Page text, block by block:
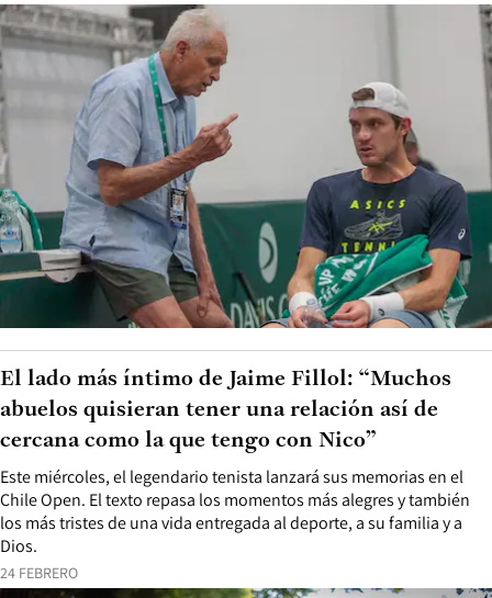
24 FEBRERO
Este miércoles, el legendario tenista lanzará sus memorias en el
Chile Open. El texto repasa los momentos más alegres y también
los más tristes de una vida entregada al deporte, a su familia y a
Dios.
El lado más íntimo de Jaime Fillol: “Muchos
abuelos quisieran tener una relación así de
cercana como la que tengo con Nico”